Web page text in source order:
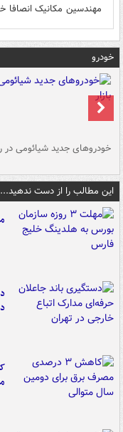
مهندسین مکانیک انصافا
خودرو
خودروهای جدید شیائومی در
این مطالب را از دست
مهلت